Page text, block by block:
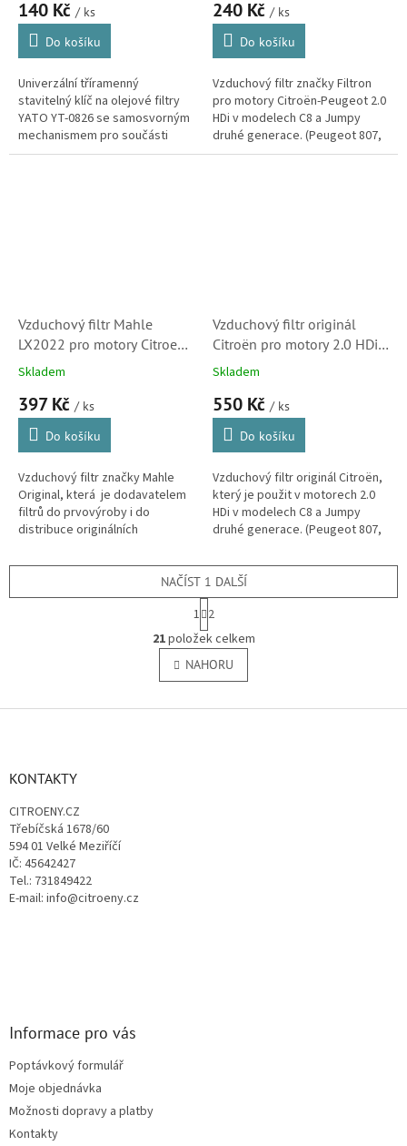
140 Kč / ks
Do košíku
Univerzální tříramenný
stavitelný klíč na olejové filtry
YATO YT-0826 se samosvorným
mechanismem pro součásti
kruhového i nepravidelného
240 Kč / ks
Do košíku
Vzduchový filtr značky Filtron
pro motory Citroën-Peugeot 2.0
HDi v modelech C8 a Jumpy
druhé generace. (Peugeot 807,
Expert, Fiat Scudo, Ulysse)
Vzduchový filtr Mahle
LX2022 pro motory Citroen
2.0 HDi v modelech C8 a
Skladem
397 Kč / ks
Do košíku
Vzduchový filtr značky Mahle
Original, která je dodavatelem
filtrů do prvovýroby i do
distribuce originálních
použit v motorech
Vzduchový filtr originál
Citroën pro motory 2.0 HDi v
C8 a Jumpy (1444QX,
Skladem
550 Kč / ks
Do košíku
Vzduchový filtr originál Citroën,
který je použit v motorech 2.0
HDi v modelech C8 a Jumpy
druhé generace. (Peugeot 807,
Lancia Phedra)
O
v
l
á
NAČÍST 1 DALŠÍ
S
t
r
á
n
k
v
1 2
21položek celkem
NAHORU
KONTAKTY
CITROENY.CZ
Třebíčská 1678/60
594 01 Velké Meziříčí
IČ: 45642427
Tel.: 731849422
E-mail: info@citroeny.cz
Informace pro vás
Poptávkový formulář
Moje objednávka
Možnosti dopravy a platby
Kontakty